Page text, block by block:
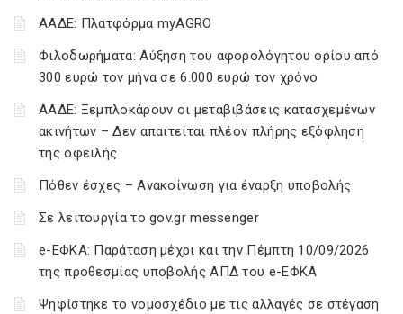
ΑΑΔΕ: Πλατφόρμα myAGRO
Φιλοδωρήματα: Αύξηση του αφορολόγητου ορίου από
300 ευρώ τον μήνα σε 6.000 ευρώ τον χρόνο
ΑΑΔΕ: Ξεμπλοκάρουν οι μεταβιβάσεις κατασχεμένων
ακινήτων – Δεν απαιτείται πλέον πλήρης εξόφληση
της οφειλής
Πόθεν έσχες – Ανακοίνωση για έναρξη υποβολής
Σε λειτουργία το gov.gr messenger
e-ΕΦΚΑ: Παράταση μέχρι και την Πέμπτη 10/09/2026
της προθεσμίας υποβολής ΑΠΔ του e-ΕΦΚΑ
Ψηφίστηκε το νομοσχέδιο με τις αλλαγές σε στέγαση